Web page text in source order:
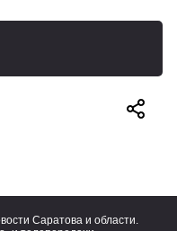
Саратова и области.